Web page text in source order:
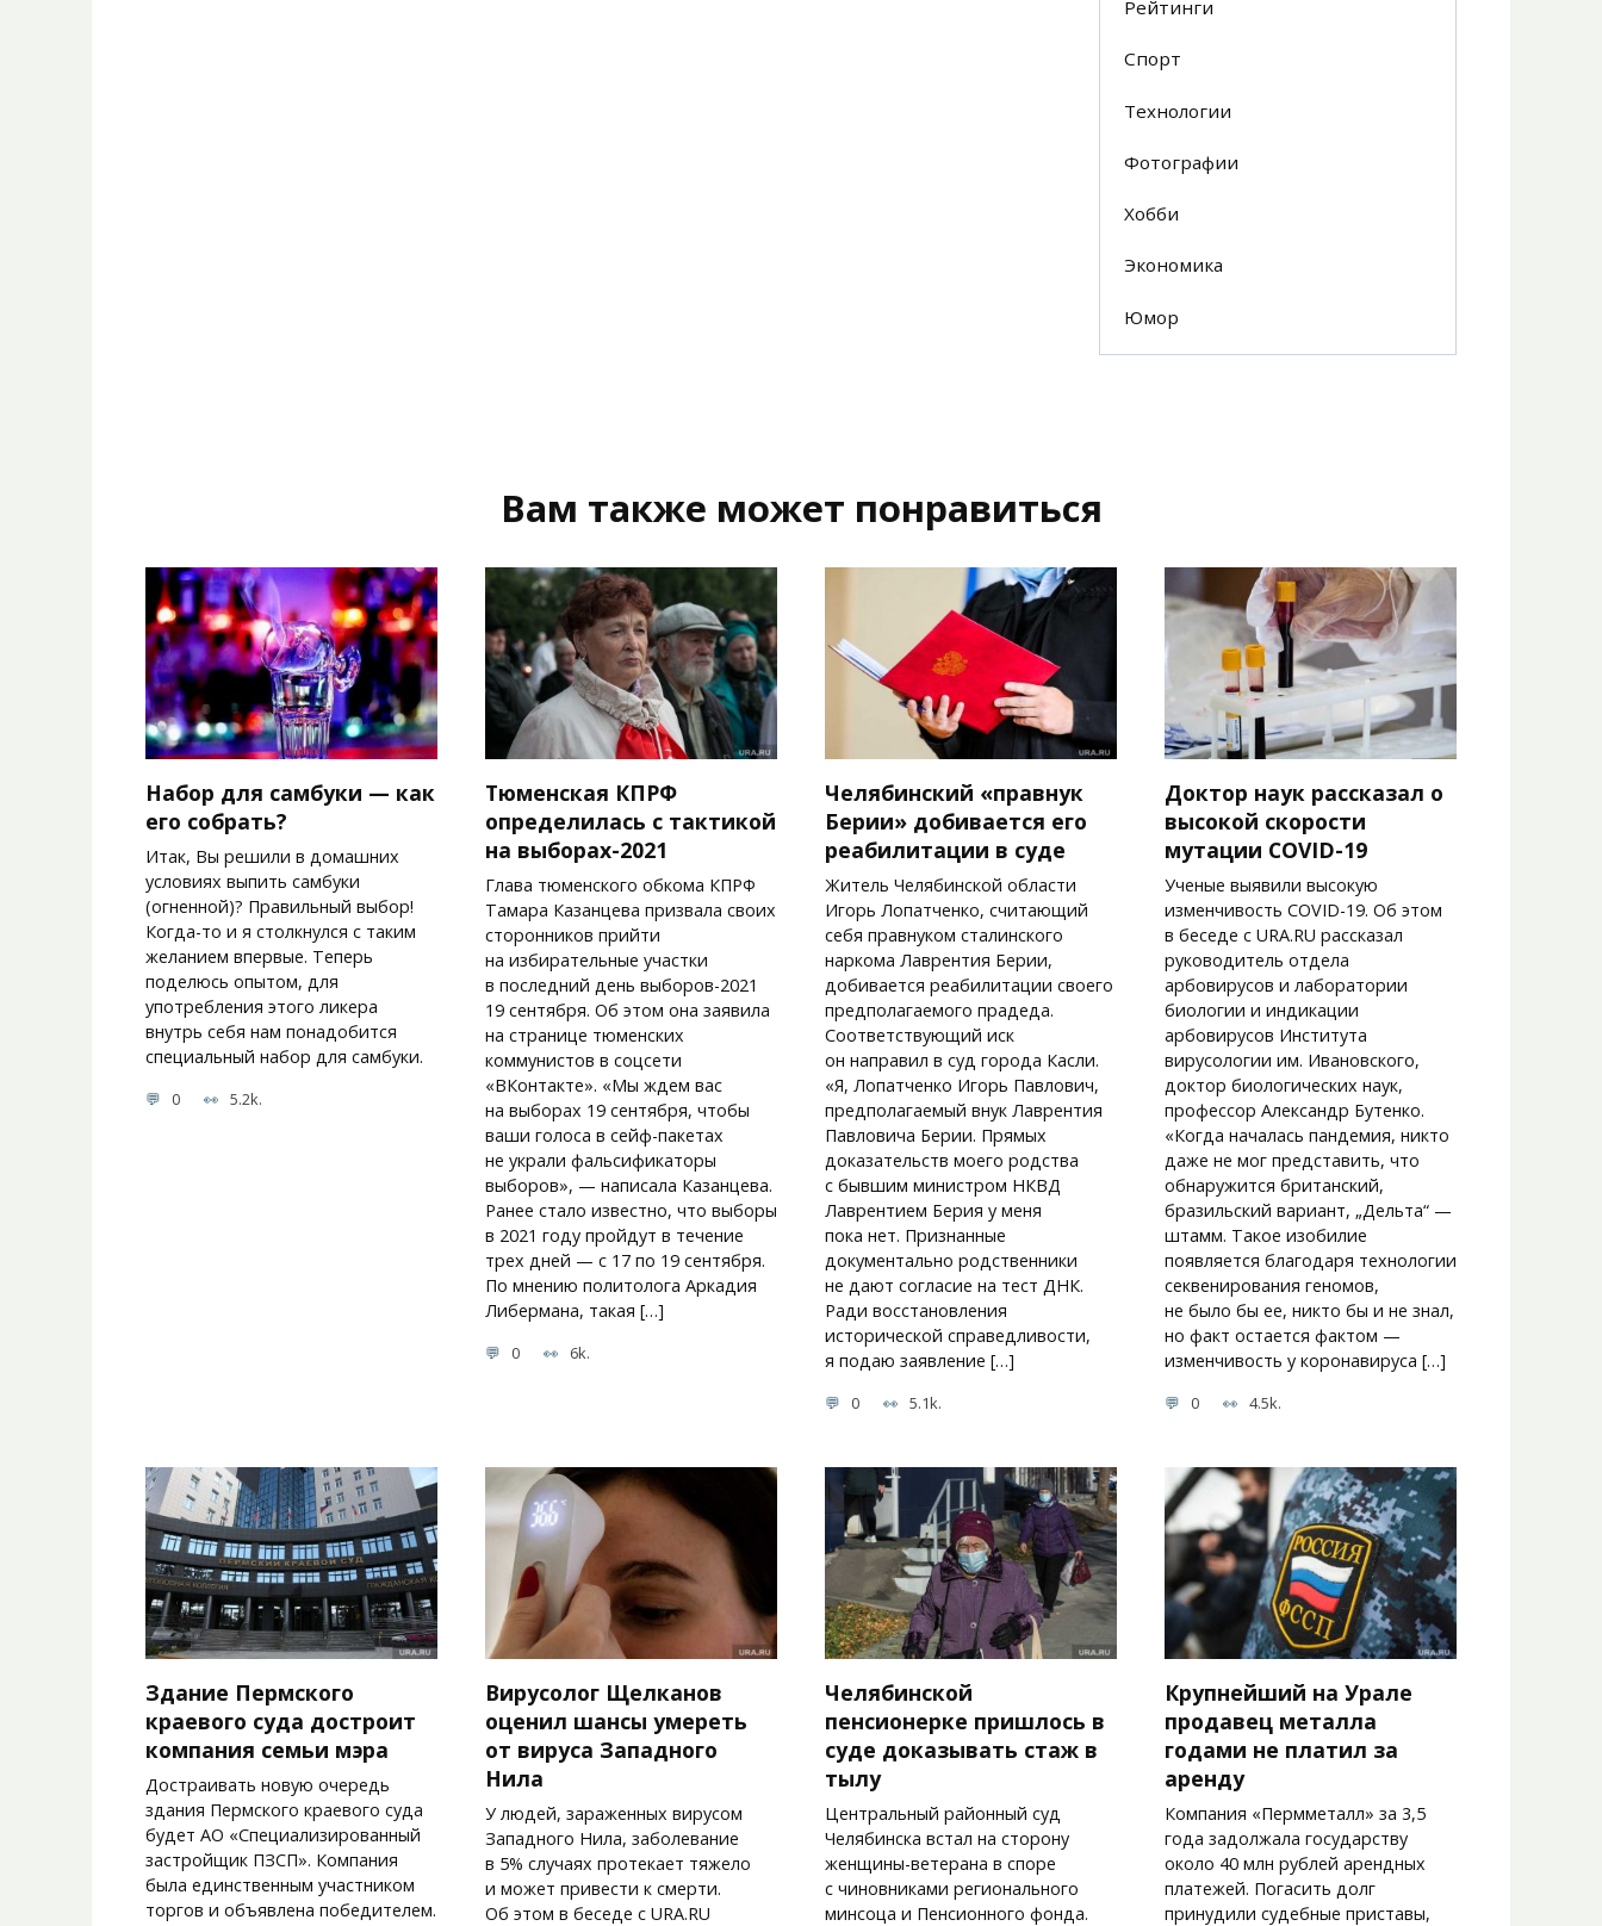
Рейтинги
Спорт
Технологии
Фотографии
Хобби
Экономика
Юмор
Вам также может понравиться
Набор для самбуки — как
его собрать?
Итак, Вы решили в домашних
условиях выпить самбуки
(огненной)? Правильный выбор!
Когда-то и я столкнулся с таким
желанием впервые. Теперь
поделюсь опытом, для
употребления этого ликера
внутрь себя нам понадобится
специальный набор для самбуки.
0 5.2k.
Тюменская КПРФ
определилась с тактикой
на выборах-2021
Глава тюменского обкома КПРФ
Тамара Казанцева призвала своих
сторонников прийти
на избирательные участки
в последний день выборов-2021
19 сентября. Об этом она заявила
на странице тюменских
коммунистов в соцсети
«ВКонтакте». «Мы ждем вас
на выборах 19 сентября, чтобы
ваши голоса в сейф-пакетах
не украли фальсификаторы
выборов», — написала Казанцева.
Ранее стало известно, что выборы
в 2021 году пройдут в течение
трех дней — с 17 по 19 сентября.
По мнению политолога Аркадия
Либермана, такая […]
0 6k.
Челябинский «правнук
Берии» добивается его
реабилитации в суде
Житель Челябинской области
Игорь Лопатченко, считающий
себя правнуком сталинского
наркома Лаврентия Берии,
добивается реабилитации своего
предполагаемого прадеда.
Соответствующий иск
он направил в суд города Касли.
«Я, Лопатченко Игорь Павлович,
предполагаемый внук Лаврентия
Павловича Берии. Прямых
доказательств моего родства
с бывшим министром НКВД
Лаврентием Берия у меня
пока нет. Признанные
документально родственники
не дают согласие на тест ДНК.
Ради восстановления
исторической справедливости,
я подаю заявление […]
0 5.1k.
Доктор наук рассказал о
высокой скорости
мутации COVID-19
Ученые выявили высокую
изменчивость COVID-19. Об этом
в беседе с URA.RU рассказал
руководитель отдела
арбовирусов и лаборатории
биологии и индикации
арбовирусов Института
вирусологии им. Ивановского,
доктор биологических наук,
профессор Александр Бутенко.
«Когда началась пандемия, никто
даже не мог представить, что
обнаружится британский,
бразильский вариант, „Дельта“ —
штамм. Такое изобилие
появляется благодаря технологии
секвенирования геномов,
не было бы ее, никто бы и не знал,
но факт остается фактом —
изменчивость у коронавируса […]
0 4.5k.
Здание Пермского
краевого суда достроит
компания семьи мэра
Достраивать новую очередь
здания Пермского краевого суда
будет АО «Специализированный
застройщик ПЗСП». Компания
была единственным участником
торгов и объявлена победителем.
Вирусолог Щелканов
оценил шансы умереть
от вируса Западного
Нила
У людей, зараженных вирусом
Западного Нила, заболевание
в 5% случаях протекает тяжело
и может привести к смерти.
Об этом в беседе с URA.RU
Челябинской
пенсионерке пришлось в
суде доказывать стаж в
тылу
Центральный районный суд
Челябинска встал на сторону
женщины-ветерана в споре
с чиновниками регионального
минсоца и Пенсионного фонда.
Крупнейший на Урале
продавец металла
годами не платил за
аренду
Компания «Пермметалл» за 3,5
года задолжала государству
около 40 млн рублей арендных
платежей. Погасить долг
принудили судебные приставы,